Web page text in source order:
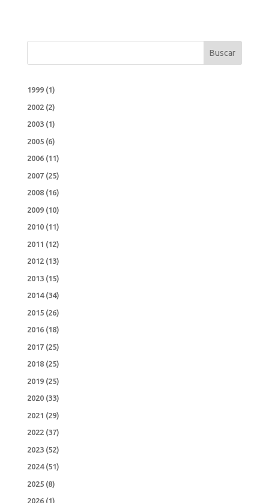
Buscar
1999(1)
2002(2)
2003(1)
2005(6)
2006(11)
2007(25)
2008(16)
2009(10)
2010(11)
2011 (12)
2012(13)
2013(15)
2014(34)
2015(26)
2016(18)
2017(25)
2018(25)
2019(25)
2020(33)
2021 (29)
2022(37)
2023(52)
2024(51)
2025(8)
2026(1)